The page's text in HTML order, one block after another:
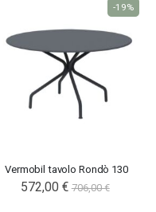
Vermobil tavolo Rondò 130
572,00 € 706,00 €
-19%